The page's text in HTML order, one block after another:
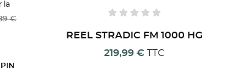
la
de
€
REEL STRADIC FM 1000 HG
219,99 € TTC